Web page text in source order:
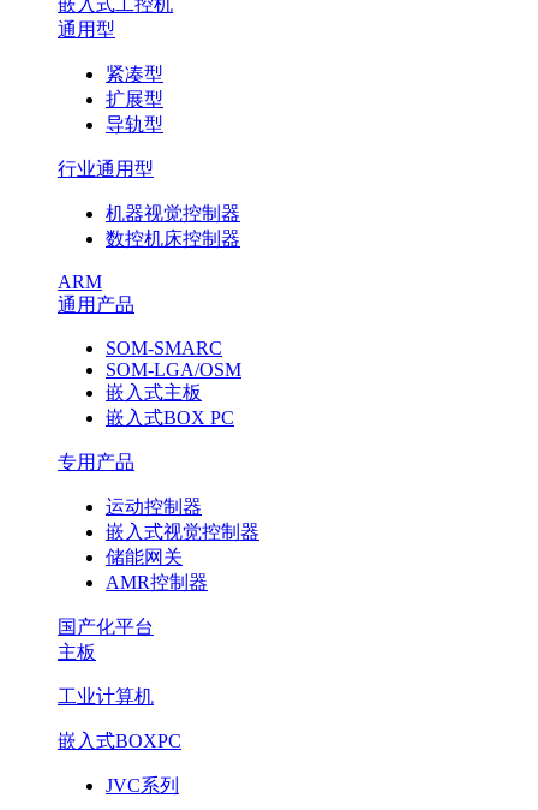
通用型
紧凑型
扩展型
导轨型
行业通用型
机器视觉控制器
数控机床控制器
ARM
通用产品
SOM-SMARC
SOM-LGA/OSM
嵌入式主板
嵌入式BOX PC
专用产品
运动控制器
嵌入式视觉控制器
储能网关
AMR控制器
国产化平台
主板
工业计算机
嵌入式BOXPC
JVC系列